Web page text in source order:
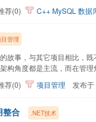
荐(0) C++MySQL 数据
管理
故事，与其它项目相比，
构角度都是主流，而在管理
荐(0) 项目管理 发布于
合 .NET技术